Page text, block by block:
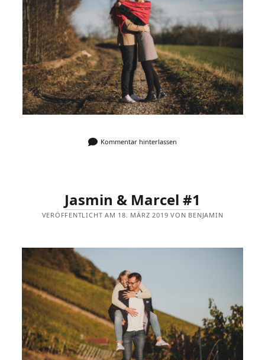
Kommentar hinterlassen
Jasmin & Marcel #1
VERÖFFENTLICHT AM 18. MÄRZ 2019 VON BENJAMIN